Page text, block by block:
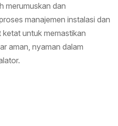
merumuskan dan
manajemen instalasi dan
untuk memastikan
aman, nyaman dalam